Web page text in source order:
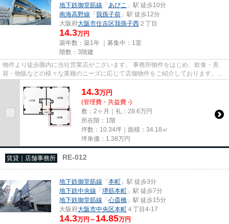
地下鉄御堂筋線 「あびこ 」駅 徒歩10分
南海高野線 「我孫子前 」駅 徒歩12分
大阪府大阪市住吉区我孫子西 ２丁目
14.3万円
築年数：築1年 ｜募集中： 1室
階数：3階建
物件より徒歩圏内に当社営業店がございます。 事務所物件をはじめ、飲食・美
容・物販などの様々な業種のニーズに応じて店舗物件をご紹介しております。
尚、弊社ではおとり広告は一切...
14.3万円
(管理費・共益費 -)
敷：2ヶ月｜礼：28.6万円
所在階：1階
坪数：10.34坪｜面積：34.18㎡
坪単価： 1.38万円
賃貸｜店舗事務所 RE-012
地下鉄御堂筋線 「本町 」駅 徒歩3分
地下鉄中央線 「堺筋本町 」駅 徒歩7分
地下鉄御堂筋線 「心斎橋 」駅 徒歩15分
大阪府大阪市中央区本町 ４丁目4-17
14.3万円～ 14.85万円